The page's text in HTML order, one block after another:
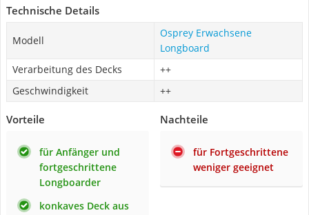
Technische Details
Modell
Osprey Erwachsene
Longboard
Verarbeitung des Decks
++
Geschwindigkeit
++
Vorteile
für Anfänger und
fortgeschrittene
Longboarder
konkaves Deck aus
Nachteile
für Fortgeschrittene
weniger geeignet